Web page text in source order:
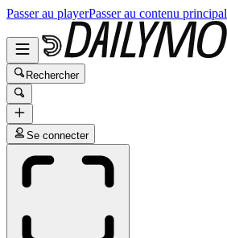
Passer au playerPasser au contenu principal
Rechercher
Se connecter